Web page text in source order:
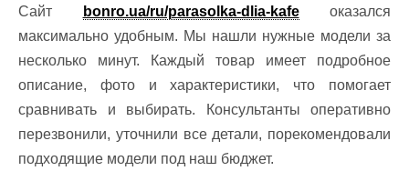
Сайт bonro.ua/ru/parasolka-dlia-kafeоказался
максимально удобным. Мы нашли нужные модели за
несколько минут. Каждый товар имеет подробное
описание, фото и характеристики, что помогает
сравнивать и выбирать. Консультанты оперативно
перезвонили, уточнили все детали, порекомендовали
подходящие модели под наш бюджет.